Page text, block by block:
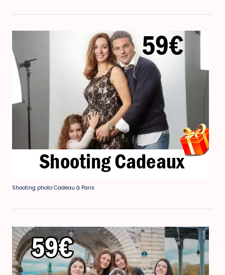
Shooting photo Cadeau à Paris